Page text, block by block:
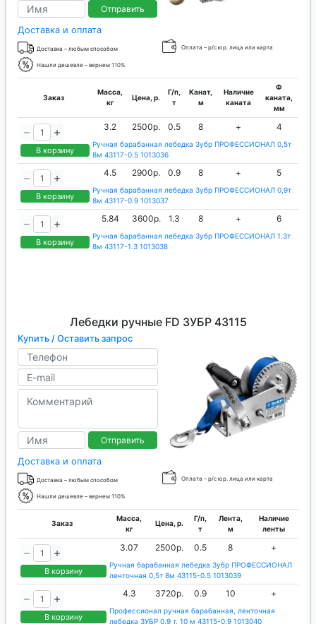
Отправить
Доставка и оплата
Доставка – любым способом Оплата – р/с юр. лица или карта
Нашли дешевле – вернем 110%
Заказ
Масса,
кг
Цена, р.
Г/п,
т
Канат,
м
Наличие
каната
Ф
каната,
мм
В корзину
3.2 2500р. 0.5 8 + 4
Ручная барабанная лебедка Зубр ПРОФЕССИОНАЛ 0,5т
8м 43117-0.5 1013036
В корзину
4.5 2900р. 0.9 8 + 5
Ручная барабанная лебедка Зубр ПРОФЕССИОНАЛ 0,9т
8м 43117-0.9 1013037
В корзину
5.84 3600р. 1.3 8 + 6
Ручная барабанная лебедка Зубр ПРОФЕССИОНАЛ 1.3т
8м 43117-1.3 1013038
Лебедки ручные FD ЗУБР 43115
Купить / Оставить запрос
Отправить
Доставка и оплата
Доставка – любым способом Оплата – р/с юр. лица или карта
Нашли дешевле – вернем 110%
Заказ
Масса,
кг
Цена, р.
Г/п,
т
Лента,
м
Наличие
ленты
В корзину
3.07 2500р. 0.5 8 +
Ручная барабанная лебедка Зубр ПРОФЕССИОНАЛ
ленточная 0,5т 8м 43115-0.5 1013039
В корзину
4.3 3720р. 0.9 10 +
Профессионал ручная барабанная, ленточная
лебедка ЗУБР 0,9 т, 10 м 43115-0.9 1013040